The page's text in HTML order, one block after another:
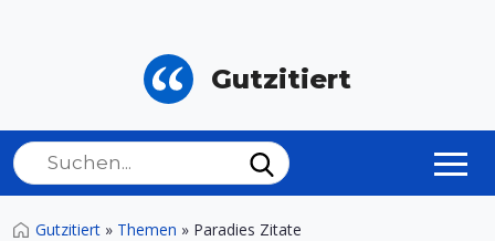
Gutzitiert
Gutzitiert » Themen » Paradies Zitate